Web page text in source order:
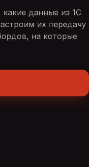
данные из 1С
их передачу
на которые